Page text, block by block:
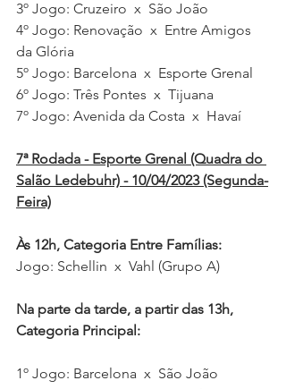
3º Jogo: Cruzeiro  x  São João
4º Jogo: Renovação  x  Entre Amigos
da Glória
5º Jogo: Barcelona  x  Esporte Grenal
6º Jogo: Três Pontes  x  Tijuana
7º Jogo: Avenida da Costa  x  Havaí
7ª Rodada - Esporte Grenal (Quadra do
Salão Ledebuhr) - 10/04/2023 (Segunda-
Feira)
Às 12h, Categoria Entre Famílias:
Jogo: Schellin  x  Vahl (Grupo A)
Na parte da tarde, a partir das 13h,
Categoria Principal:
1º Jogo: Barcelona  x  São João